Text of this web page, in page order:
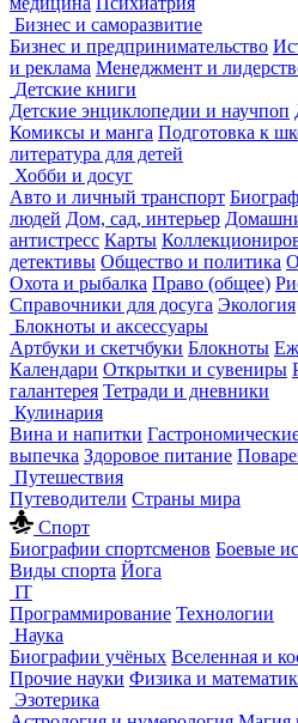
Бизнес и саморазвитие
Бизнес и предпринимательство
и реклама Менеджмент и
Детские книги
Детские энциклопедии и научпоп
Комиксы и манга Подготовка к
литература для детей
Хобби и досуг
Авто и личный транспорт
людей Дом, сад, интерьер
антистресс Карты
детективы Общество и политика
Охота и рыбалка Право (общее)
Справочники для досуга Экология
Блокноты и аксессуары
Артбуки и скетчбуки Блокноты
Календари Открытки и сувениры
галантерея Тетради и дневники
Кулинария
Вина и напитки
выпечка Здоровое питание
Путешествия
Путеводители Страны мира
Спорт
Биографии спортсменов Боевые
Виды спорта Йога
IT
Программирование Технологии
Наука
Биографии учёных Вселенная и
Прочие науки Физика и
Эзотерика